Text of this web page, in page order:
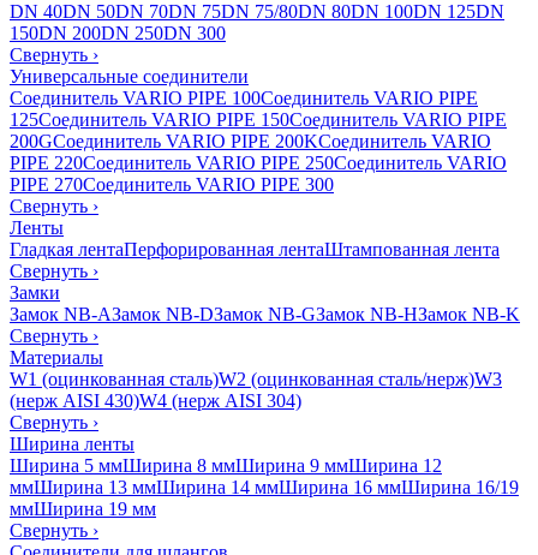
DN 40DN 50DN 70DN 75DN 75/80DN 80DN 100DN 125DN
150DN 200DN 250DN 300
Свернуть ›
Универсальные соединители
Соединитель VARIO PIPE 100Соединитель VARIO PIPE
125Соединитель VARIO PIPE 150Соединитель VARIO PIPE
200GСоединитель VARIO PIPE 200KСоединитель VARIO
PIPE 220Соединитель VARIO PIPE 250Соединитель VARIO
PIPE 270Соединитель VARIO PIPE 300
Свернуть ›
Ленты
Гладкая лентаПерфорированная лентаШтампованная лента
Свернуть ›
Замки
Замок NB-AЗамок NB-DЗамок NB-GЗамок NB-HЗамок NB-K
Свернуть ›
Материалы
W1 (оцинкованная сталь)W2 (оцинкованная сталь/нерж)W3
(нерж AISI 430)W4 (нерж AISI 304)
Свернуть ›
Ширина ленты
Ширина 5 ммШирина 8 ммШирина 9 ммШирина 12
ммШирина 13 ммШирина 14 ммШирина 16 ммШирина 16/19
ммШирина 19 мм
Свернуть ›